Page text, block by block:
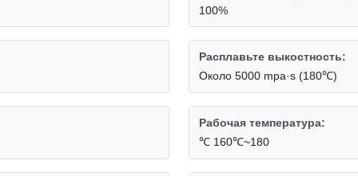
100%
Расплавьте выкостность:
Около 5000 mpa·s (180℃)
Рабочая температура:
℃ 160℃~180